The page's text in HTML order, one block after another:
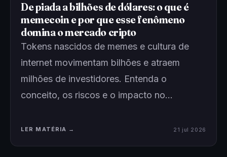
De piada a bilhões de dólares: o que é
memecoin e por que esse fenômeno
domina o mercado cripto
Tokens nascidos de memes e cultura de
internet movimentam bilhões e atraem
milhões de investidores. Entenda o
conceito, os riscos e o impacto no…
LER MATÉRIA → 21 jul 2026